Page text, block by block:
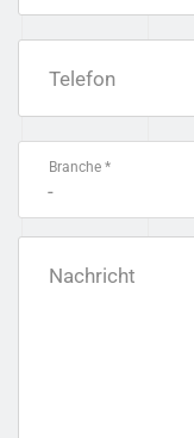
Telefon
Branche *
-
Nachricht